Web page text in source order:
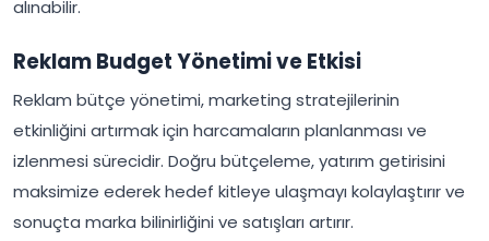
alınabilir.
Reklam Budget Yönetimi ve Etkisi
Reklam bütçe yönetimi, marketing stratejilerinin
etkinliğini artırmak için harcamaların planlanması ve
izlenmesi sürecidir. Doğru bütçeleme, yatırım getirisini
maksimize ederek hedef kitleye ulaşmayı kolaylaştırır ve
sonuçta marka bilinirliğini ve satışları artırır.